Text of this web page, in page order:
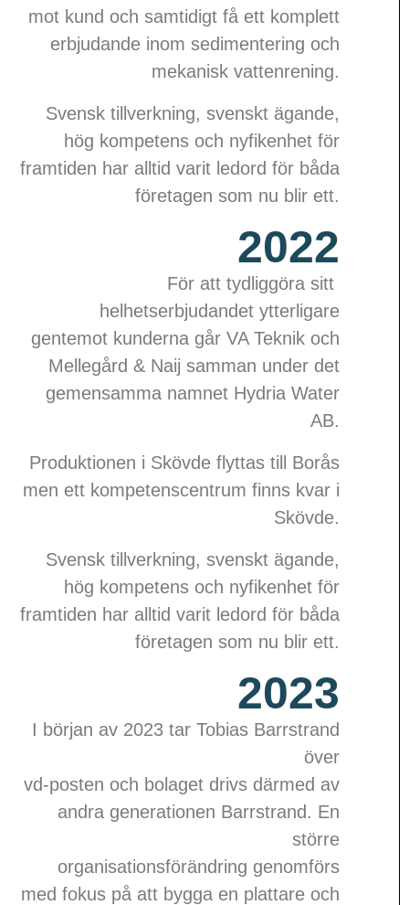
mot kund och samtidigt få ett komplett
erbjudande inom sedimentering och
mekanisk vattenrening.
Svensk tillverkning, svenskt ägande,
hög kompetens och nyfikenhet för
framtiden har alltid varit ledord för båda
företagen som nu blir ett.
2022
För att tydliggöra sitt
helhetserbjudandet ytterligare
gentemot kunderna går VA Teknik och
Mellegård & Naij samman under det
gemensamma namnet Hydria Water
AB.
Produktionen i Skövde flyttas till Borås
men ett kompetenscentrum finns kvar i
Skövde.
Svensk tillverkning, svenskt ägande,
hög kompetens och nyfikenhet för
framtiden har alltid varit ledord för båda
företagen som nu blir ett.
2023
I början av 2023 tar Tobias Barrstrand
över
vd-posten och bolaget drivs därmed av
andra generationen Barrstrand. En
större
organisationsförändring genomförs
med fokus på att bygga en plattare och